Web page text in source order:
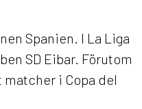
Spanien. I La Liga
SD Eibar. Förutom
matcher i Copa del